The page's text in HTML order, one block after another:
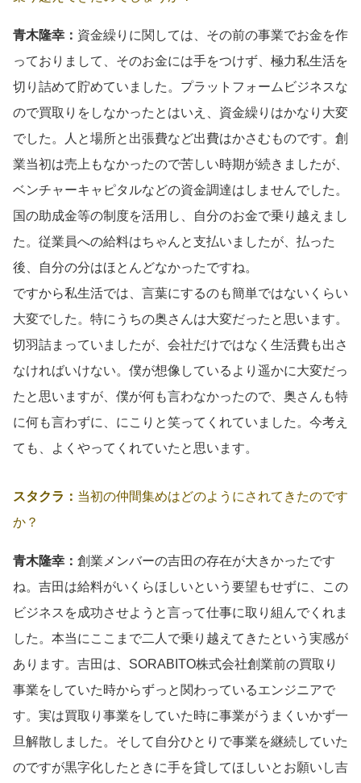
青木隆幸： 資金繰りに関しては、その前の事業でお金を作
っておりまして、そのお金には手をつけず、極力私生活を
切り詰めて貯めていました。プラットフォームビジネスな
ので買取りをしなかったとはいえ、資金繰りはかなり大変
でした。人と場所と出張費など出費はかさむものです。創
業当初は売上もなかったので苦しい時期が続きましたが、
ベンチャーキャピタルなどの資金調達はしませんでした。
国の助成金等の制度を活用し、自分のお金で乗り越えまし
た。従業員への給料はちゃんと支払いましたが、払った
後、自分の分はほとんどなかったですね。
ですから私生活では、言葉にするのも簡単ではないくらい
大変でした。特にうちの奥さんは大変だったと思います。
切羽詰まっていましたが、会社だけではなく生活費も出さ
なければいけない。僕が想像しているより遥かに大変だっ
たと思いますが、僕が何も言わなかったので、奥さんも特
に何も言わずに、にこりと笑ってくれていました。今考え
ても、よくやってくれていたと思います。
スタクラ： 当初の仲間集めはどのようにされてきたのです
か？
青木隆幸： 創業メンバーの吉田の存在が大きかったです
ね。吉田は給料がいくらほしいという要望もせずに、この
ビジネスを成功させようと言って仕事に取り組んでくれま
した。本当にここまで二人で乗り越えてきたという実感が
あります。吉田は、SORABITO株式会社創業前の買取り
事業をしていた時からずっと関わっているエンジニアで
す。実は買取り事業をしていた時に事業がうまくいかず一
旦解散しました。そして自分ひとりで事業を継続していた
のですが黒字化したときに手を貸してほしいとお願いし吉